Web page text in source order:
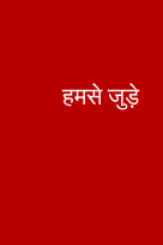
हमसे जुड़े